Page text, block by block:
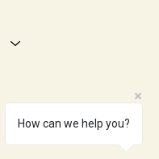
How can we help you?